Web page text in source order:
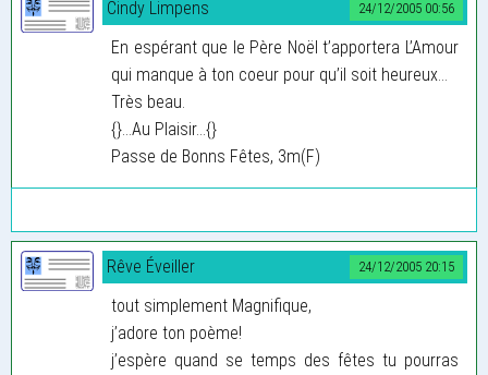
24/12/2005 00:56
Cindy Limpens
En espérant que le Père Noël t’apportera L’Amour
qui manque à ton coeur pour qu’il soit heureux...
Très beau.
{}...Au Plaisir...{}
Passe de Bonns Fêtes, 3m(F)
24/12/2005 20:15
Rêve Éveiller
tout simplement Magnifique,
j’adore ton poème!
j’espère quand se temps des fêtes tu pourras